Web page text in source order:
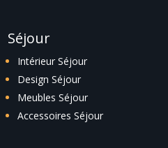
Séjour
Intérieur Séjour
Design Séjour
Meubles Séjour
Accessoires Séjour